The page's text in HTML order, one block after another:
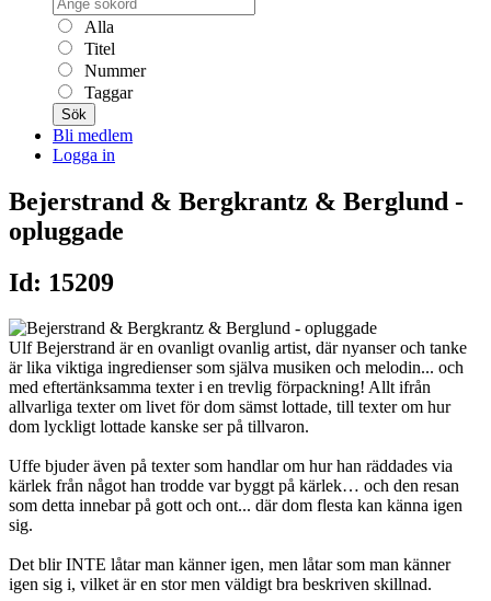
Alla
Titel
Nummer
Taggar
Sök
Bli medlem
Logga in
Bejerstrand & Bergkrantz & Berglund -
opluggade
Id: 15209
Ulf Bejerstrand är en ovanligt ovanlig artist, där nyanser och tanke
är lika viktiga ingredienser som själva musiken och melodin... och
med eftertänksamma texter i en trevlig förpackning! Allt ifrån
allvarliga texter om livet för dom sämst lottade, till texter om hur
dom lyckligt lottade kanske ser på tillvaron.
Uffe bjuder även på texter som handlar om hur han räddades via
kärlek från något han trodde var byggt på kärlek… och den resan
som detta innebar på gott och ont... där dom flesta kan känna igen
sig.
Det blir INTE låtar man känner igen, men låtar som man känner
igen sig i, vilket är en stor men väldigt bra beskriven skillnad.